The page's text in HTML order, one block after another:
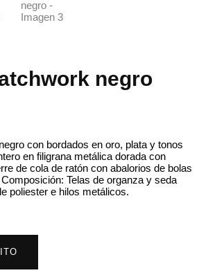
negro
con bordados en oro, plata y tonos
en filigrana metálica dorada con
de cola de ratón con abalorios de bolas
Telas de organza y seda
poliester e hilos metálicos.